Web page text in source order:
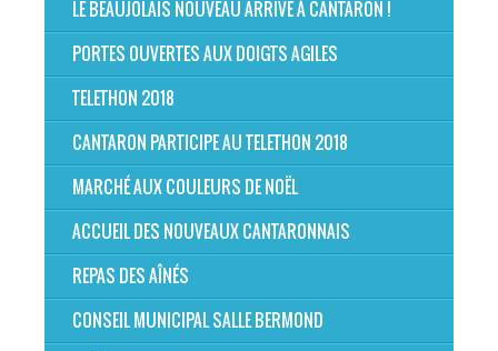
LE BEAUJOLAIS NOUVEAU ARRIVE À CANTARON !
PORTES OUVERTES AUX DOIGTS AGILES
TELETHON 2018
CANTARON PARTICIPE AU TELETHON 2018
MARCHÉ AUX COULEURS DE NOËL
ACCUEIL DES NOUVEAUX CANTARONNAIS
REPAS DES AÎNÉS
CONSEIL MUNICIPAL SALLE BERMOND